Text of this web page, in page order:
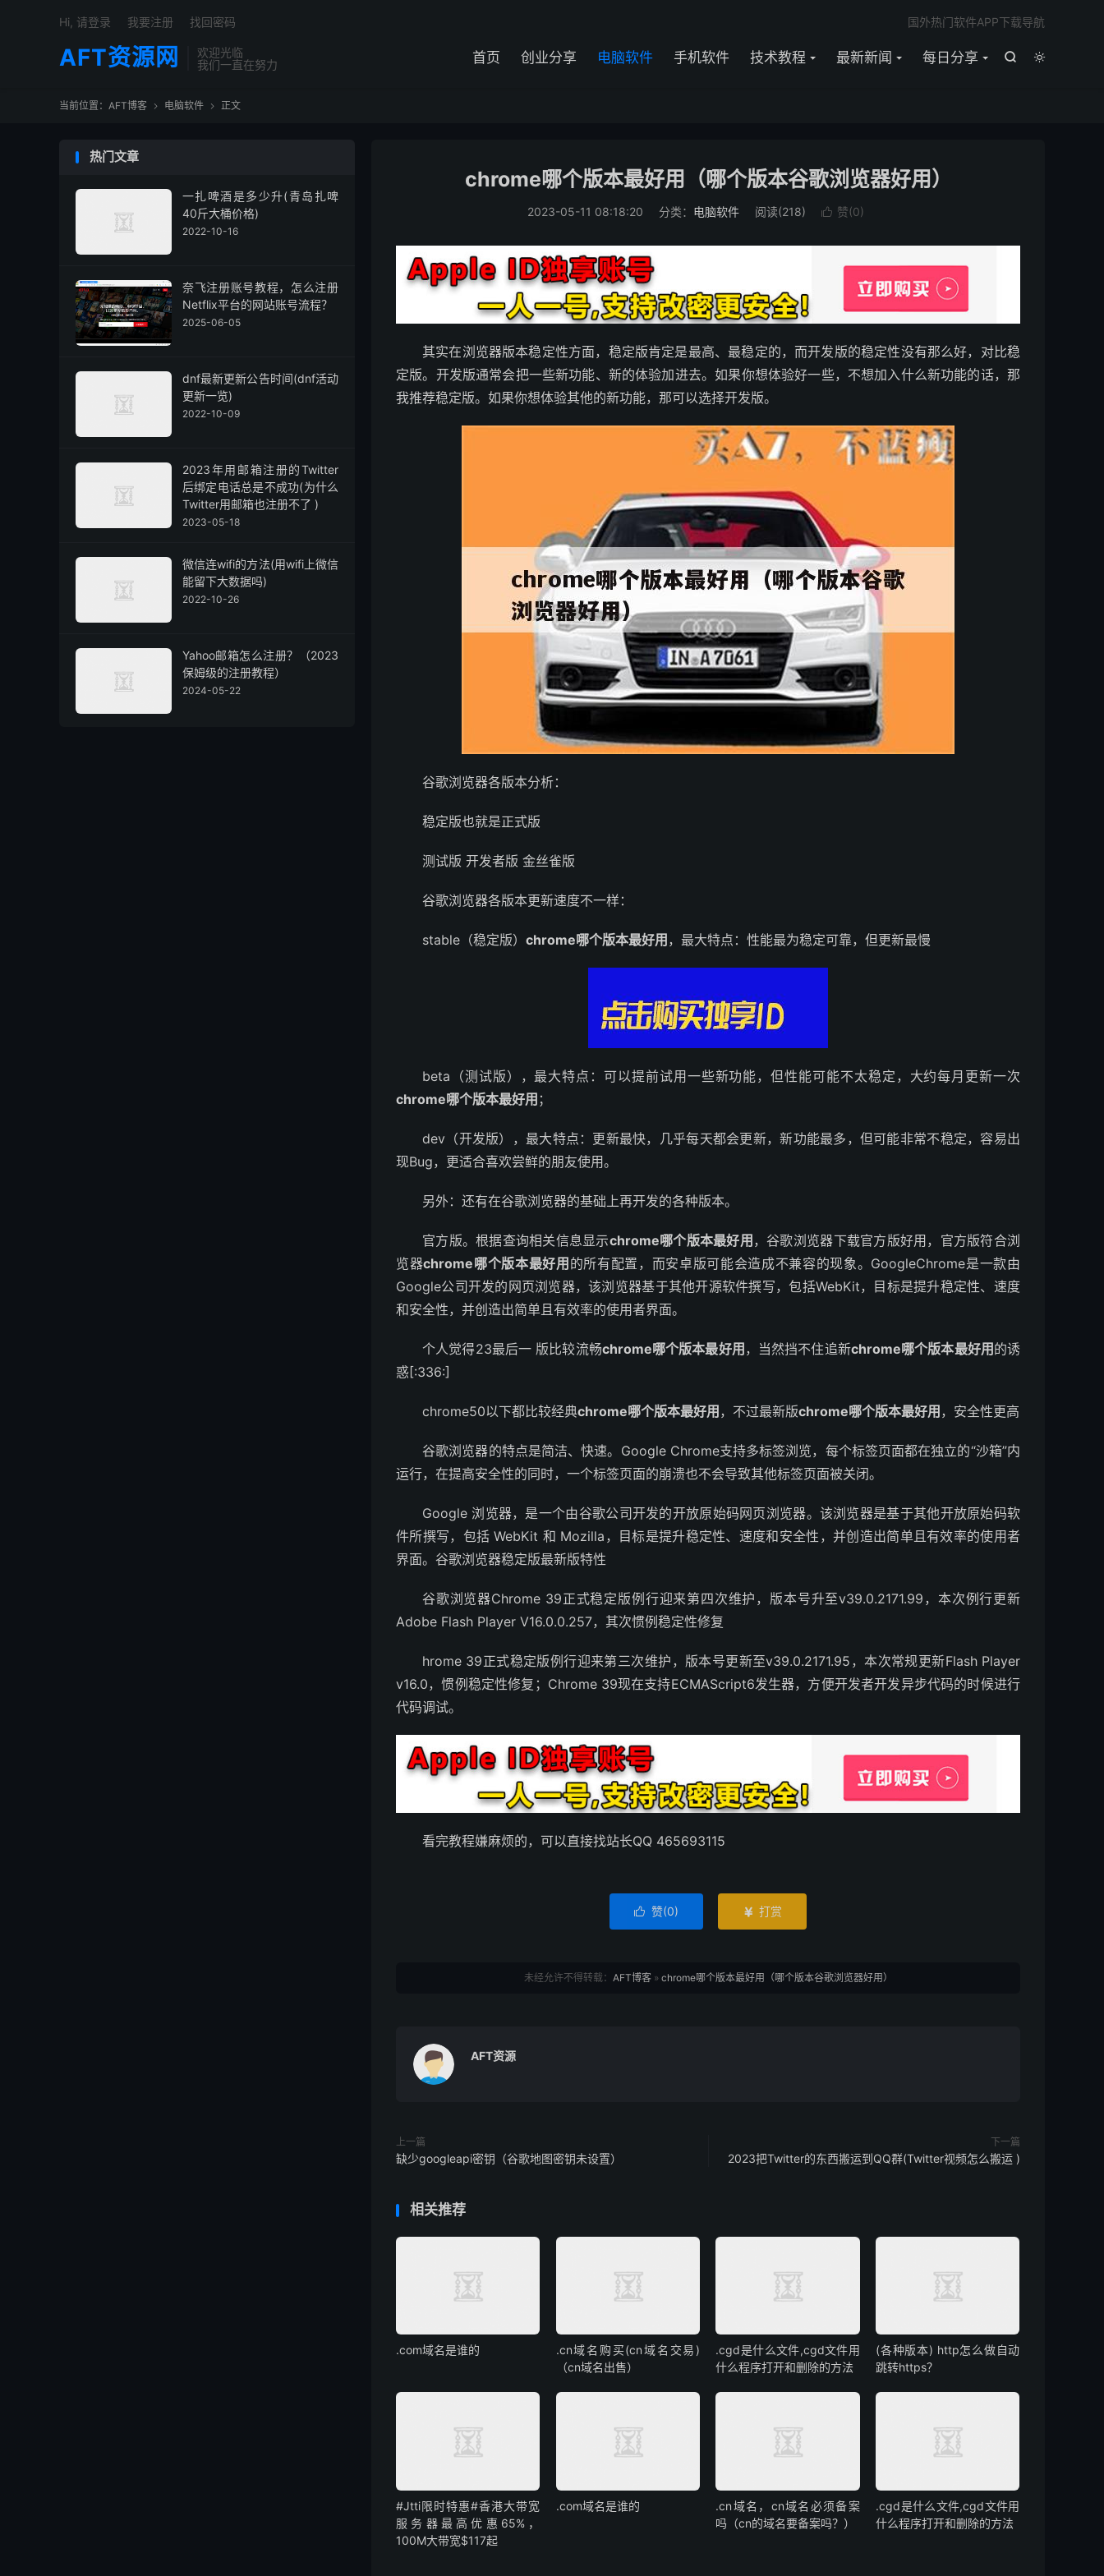
AFT资源网
欢迎光临
我们一直在努力


首页 创业分享 电脑软件 手机软件 技术教程 最新新闻 每日分享
国外热门软件APP下载导航
Hi, 请登录 我要注册 找回密码
当前位置： AFT博客  电脑软件  正文
chrome哪个版本最好用（哪个版本谷歌浏览器好用）
2023-05-11 08:18:20 分类： 电脑软件 阅读(218)  赞(0)
其实在浏览器版本稳定性方面，稳定版肯定是最高、最稳定的，而开发版的稳定性没有那么好，对比稳
定版。开发版通常会把一些新功能、新的体验加进去。如果你想体验好一些，不想加入什么新功能的话，那
我推荐稳定版。如果你想体验其他的新功能，那可以选择开发版。
谷歌浏览器各版本分析：
稳定版也就是正式版
测试版 开发者版 金丝雀版
谷歌浏览器各版本更新速度不一样：
stable（稳定版） chrome哪个版本最好用 ，最大特点：性能最为稳定可靠，但更新最慢
beta（测试版），最大特点：可以提前试用一些新功能，但性能可能不太稳定，大约每月更新一次
chrome哪个版本最好用 ；
dev（开发版），最大特点：更新最快，几乎每天都会更新，新功能最多，但可能非常不稳定，容易出
现Bug，更适合喜欢尝鲜的朋友使用。
另外：还有在谷歌浏览器的基础上再开发的各种版本。
官方版。根据查询相关信息显示chrome哪个版本最好用 ，谷歌浏览器下载官方版好用，官方版符合浏
览器chrome哪个版本最好用 的所有配置，而安卓版可能会造成不兼容的现象。GoogleChrome是一款由
Google公司开发的网页浏览器，该浏览器基于其他开源软件撰写，包括WebKit，目标是提升稳定性、速度
和安全性，并创造出简单且有效率的使用者界面。
个人觉得23最后一 版比较流畅chrome哪个版本最好用 ，当然挡不住追新chrome哪个版本最好用 的诱
惑[:336:]
chrome50以下都比较经典chrome哪个版本最好用 ，不过最新版chrome哪个版本最好用 ，安全性更高
谷歌浏览器的特点是简洁、快速。Google Chrome支持多标签浏览，每个标签页面都在独立的“沙箱”内
运行，在提高安全性的同时，一个标签页面的崩溃也不会导致其他标签页面被关闭。
Google 浏览器，是一个由谷歌公司开发的开放原始码网页浏览器。该浏览器是基于其他开放原始码软
件所撰写，包括 WebKit 和 Mozilla，目标是提升稳定性、速度和安全性，并创造出简单且有效率的使用者
界面。谷歌浏览器稳定版最新版特性
谷歌浏览器Chrome 39正式稳定版例行迎来第四次维护，版本号升至v39.0.2171.99，本次例行更新
Adobe Flash Player V16.0.0.257，其次惯例稳定性修复
hrome 39正式稳定版例行迎来第三次维护，版本号更新至v39.0.2171.95，本次常规更新Flash Player
v16.0，惯例稳定性修复；Chrome 39现在支持ECMAScript6发生器，方便开发者开发异步代码的时候进行
代码调试。
看完教程嫌麻烦的，可以直接找站长QQ 465693115
 赞(0)  打赏
未经允许不得转载： AFT博客» chrome哪个版本最好用（哪个版本谷歌浏览器好用）
AFT资源
上一篇
缺少googleapi密钥（谷歌地图密钥未设置）
下一篇
2023把Twitter的东西搬运到QQ群(Twitter视频怎么搬运 )
相关推荐
.com域名是谁的
.cn域名购买(cn域名交易)
（cn域名出售）
.cgd是什么文件,cgd文件用
什么程序打开和删除的方法
(各种版本) http怎么做自动
跳转https？
#Jtti限时特惠#香港大带宽
服务器最高优惠65%，
100M大带宽$117起
.com域名是谁的
.cn域名，cn域名必须备案
吗（cn的域名要备案吗？）
.cgd是什么文件,cgd文件用
什么程序打开和删除的方法
热门文章
一扎啤酒是多少升(青岛扎啤
40斤大桶价格)
2022-10-16
奈飞注册账号教程，怎么注册
Netflix平台的网站账号流程？
2025-06-05
dnf最新更新公告时间(dnf活动
更新一览)
2022-10-09
2023年用邮箱注册的Twitter
后绑定电话总是不成功(为什么
Twitter用邮箱也注册不了 )
2023-05-18
微信连wifi的方法(用wifi上微信
能留下大数据吗)
2022-10-26
Yahoo邮箱怎么注册？（2023
保姆级的注册教程）
2024-05-22